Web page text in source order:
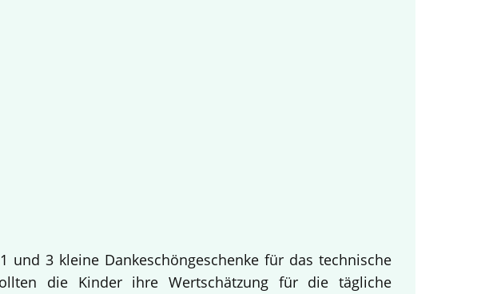
und 3 kleine Dankeschöngeschenke für das technische
die Kinder ihre Wertschätzung für die tägliche